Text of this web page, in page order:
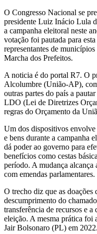
O Congresso Nacional se
presidente Luiz Inácio Lula
a campanha eleitoral neste
votação foi pautada para
representantes de
Marcha dos Prefeitos.
A noticia é do portal R7. O
Alcolumbre (União-AP),
outras partes do país a
LDO (Lei de Diretrizes
regras do Orçamento da
Um dos dispositivos
e bens durante a campanha
dá poder ao governo para
benefícios como cestas
período. A mudança alcança
com emendas parlamentares.
O trecho diz que as doações
descumprimento do
transferência de recursos e a
eleição. A mesma prática foi
Jair Bolsonaro (PL) em 2022.